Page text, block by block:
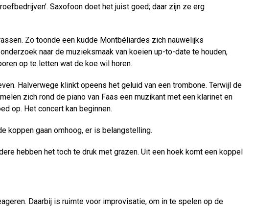
Saxofoon doet het juist goed; daar zijn ze erg
Zo toonde een kudde Montbéliardes zich nauwelijks
naar de muzieksmaak van koeien up-to-date te houden,
op te letten wat de koe wil horen.
Halverwege klinkt opeens het geluid van een trombone. Terwijl de
zich rond de piano van Faas een muzikant met een klarinet en
op. Het concert kan beginnen.
koppen gaan omhoog, er is belangstelling.
hebben het toch te druk met grazen. Uit een hoek komt een koppel
Daarbij is ruimte voor improvisatie, om in te spelen op de